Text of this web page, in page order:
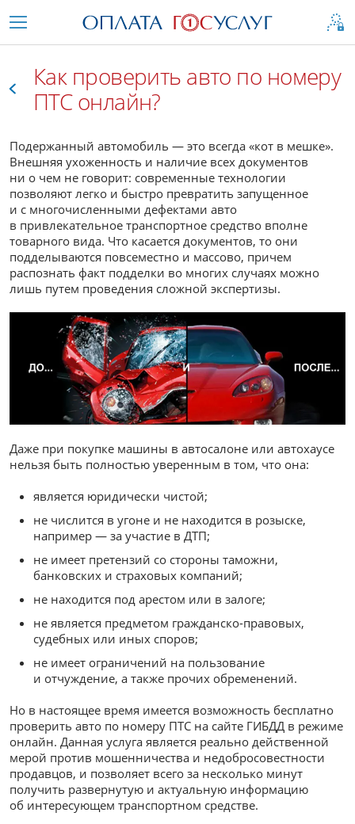
Как проверить авто по номеру
ПТС онлайн?
Подержанный автомобиль — это всегда «кот в мешке».
Внешняя ухоженность и наличие всех документов
ни о чем не говорит: современные технологии
позволяют легко и быстро превратить запущенное
и с многочисленными дефектами авто
в привлекательное транспортное средство вполне
товарного вида. Что касается документов, то они
подделываются повсеместно и массово, причем
распознать факт подделки во многих случаях можно
лишь путем проведения сложной экспертизы.
Даже при покупке машины в автосалоне или автохаусе
нельзя быть полностью уверенным в том, что она:
является юридически чистой;
не числится в угоне и не находится в розыске,
например — за участие в ДТП;
не имеет претензий со стороны таможни,
банковских и страховых компаний;
не находится под арестом или в залоге;
не является предметом гражданско-правовых,
судебных или иных споров;
не имеет ограничений на пользование
и отчуждение, а также прочих обременений.
Но в настоящее время имеется возможность бесплатно
проверить авто по номеру ПТС на сайте ГИБДД в режиме
онлайн. Данная услуга является реально действенной
мерой против мошенничества и недобросовестности
продавцов, и позволяет всего за несколько минут
получить развернутую и актуальную информацию
об интересующем транспортном средстве.